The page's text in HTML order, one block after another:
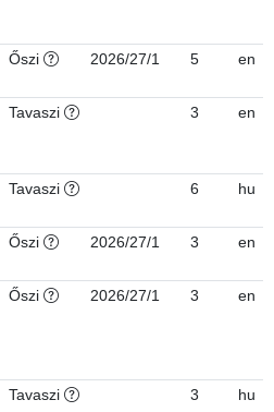
Őszi 2026/27/1 5 en
Tavaszi 3 en
Tavaszi 6 hu
Őszi 2026/27/1 3 en
Őszi 2026/27/1 3 en
Tavaszi 3 hu